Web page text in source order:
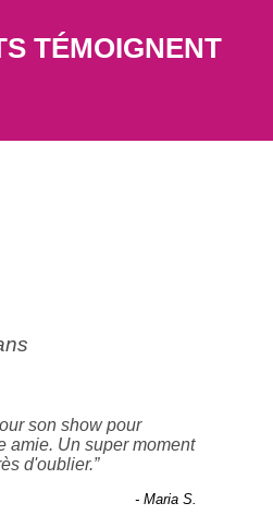
TÉMOIGNENT
son show pour
amie. Un super moment
d'oublier.”
- Maria S.